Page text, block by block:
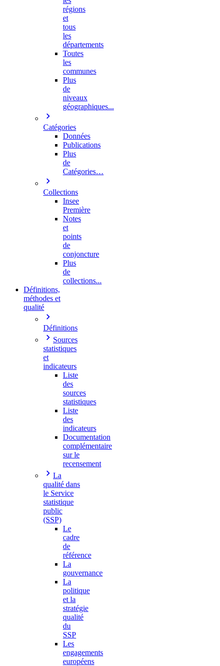
régions
et
tous
les
départements
Toutes
les
communes
Plus
de
niveaux
géographiques...
Catégories
Données
Publications
Plus
de
Catégories…
Collections
Insee
Première
Notes
et
points
de
conjoncture
Plus
de
collections...
Définitions,
méthodes et
qualité
Définitions
Sources
statistiques
et
indicateurs
Liste
des
sources
statistiques
Liste
des
indicateurs
Documentation
complémentaire
sur le
recensement
La
qualité dans
le Service
statistique
public
(SSP)
Le
cadre
de
référence
La
gouvernance
La
politique
et la
stratégie
qualité
du
SSP
Les
engagements
européens